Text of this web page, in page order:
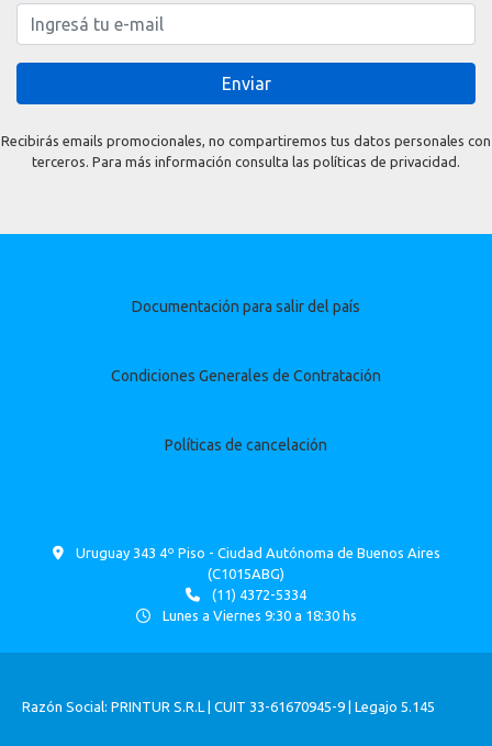
Enviar
Recibirás emails promocionales, no compartiremos tus datos personales con
terceros. Para más información consulta las políticas de privacidad.
Documentación para salir del país
Condiciones Generales de Contratación
Políticas de cancelación
Uruguay 343 4º Piso - Ciudad Autónoma de Buenos Aires
(C1015ABG)
(11) 4372-5334
Lunes a Viernes 9:30 a 18:30 hs
Razón Social: PRINTUR S.R.L | CUIT 33-61670945-9 | Legajo 5.145